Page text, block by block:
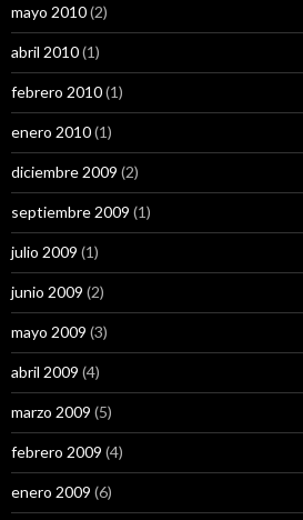
mayo 2010(2)
abril 2010(1)
febrero 2010(1)
enero 2010(1)
diciembre 2009 (2)
septiembre 2009 (1)
julio 2009 (1)
junio 2009 (2)
mayo 2009 (3)
abril 2009 (4)
marzo 2009 (5)
febrero 2009 (4)
enero 2009 (6)